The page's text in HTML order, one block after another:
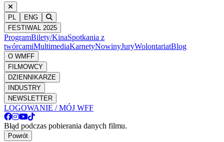
PL
ENG
FESTIWAL 2025
ProgramBilety/KinaSpotkania z
twórcamiMultimediaKarnetyNowinyJuryWolontariatBlog
O WMFF
FILMOWCY
DZIENNIKARZE
INDUSTRY
NEWSLETTER
LOGOWANIE / MÓJ WFF
Błąd podczas pobierania danych filmu.
Powrót